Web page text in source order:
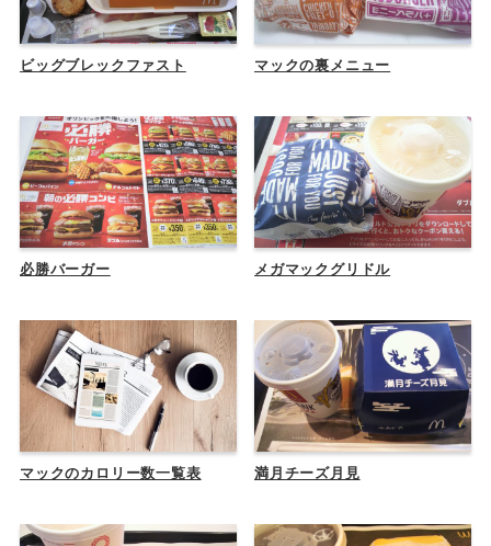
ビッグブレックファスト マックの裏メニュー
必勝バーガー メガマックグリドル
マックのカロリー数一覧表 満月チーズ月見